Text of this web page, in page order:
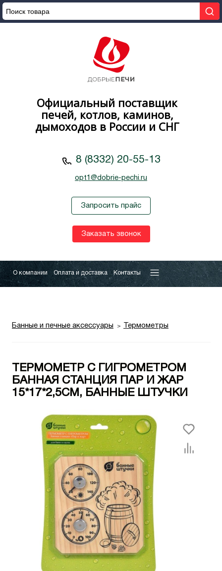
Официальный поставщик
печей, котлов, каминов,
дымоходов в России и СНГ
8 (8332) 20-55-13
opt1@dobrie-pechi.ru
Запросить прайс
Заказать звонок
О компании Оплата и доставка Контакты
Банные и печные аксессуары Термометры
ТЕРМОМЕТР С ГИГРОМЕТРОМ
БАННАЯ СТАНЦИЯ ПАР И ЖАР
15*17*2,5СМ, БАННЫЕ ШТУЧКИ